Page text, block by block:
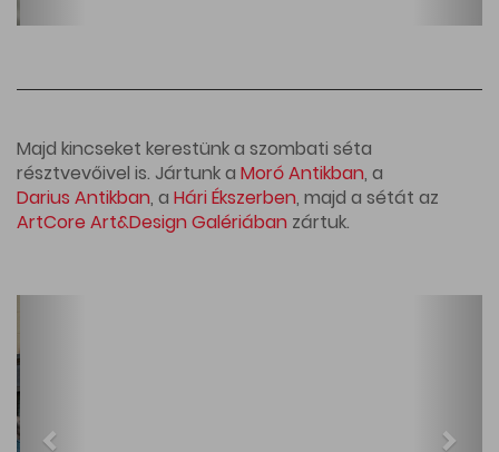
Majd kincseket kerestünk a szombati séta
résztvevőivel is. Jártunk a Moró Antikban, a
Darius Antikban, a Hári Ékszerben, majd a sétát az
ArtCore Art&Design Galériában zártuk.